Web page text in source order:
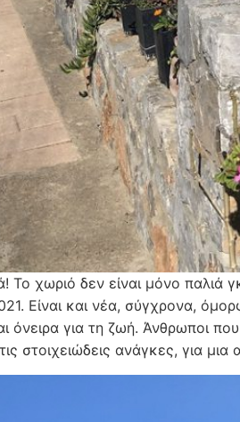
Το χωριό δεν είναι μόνο παλιά
Είναι και νέα, σύγχρονα,
όνειρα για τη ζωή. Άνθρωποι
στοιχειώδεις ανάγκες, για μια